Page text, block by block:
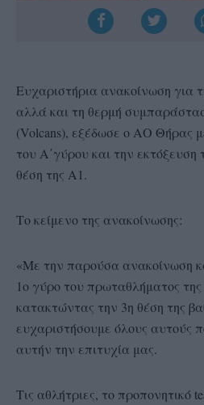
Ευχαριστήρια ανακοίνωση για
αλλά και τη θερμή
(Volcans), εξέδωσε ο ΑΟ Θήρας
του Α΄γύρου και την εκτόξευση
θέση της Α1.
Το κείμενο της ανακοίνωσης:
«Με την παρούσα ανακοίνωση
1ο γύρο του πρωταθλήματος
κατακτώντας την 3η θέση της
ευχαριστήσουμε όλους αυτούς
αυτήν την επιτυχία μας.
Τις αθλήτριες, το προπονητικό